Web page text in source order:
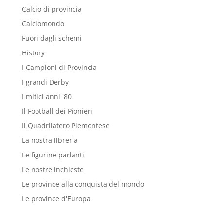
Calcio di provincia
Calciomondo
Fuori dagli schemi
History
I Campioni di Provincia
I grandi Derby
I mitici anni '80
Il Football dei Pionieri
Il Quadrilatero Piemontese
La nostra libreria
Le figurine parlanti
Le nostre inchieste
Le province alla conquista del mondo
Le province d'Europa